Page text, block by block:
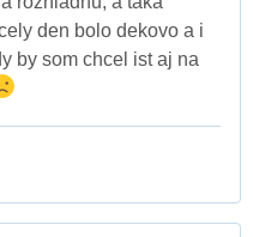
den bolo dekovo a i
by som chcel ist aj na